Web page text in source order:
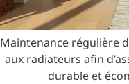
Maintenance régulière
aux radiateurs afin
durable et